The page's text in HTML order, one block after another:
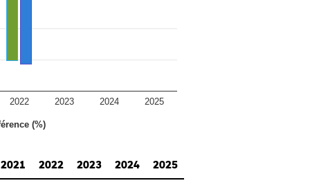
(%)
2022 2023 2024 2025
2021 2022 2023 2024 2025